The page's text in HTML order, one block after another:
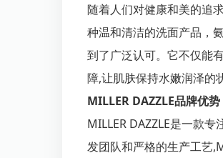
随着人们对健康和美的追
种温和清洁的洗面产品，
到了广泛认可。它不仅能
障,让肌肤保持水嫩润泽的
MILLER DAZZLE品牌优势
MILLER DAZZLE是一款
发团队和严格的生产工艺